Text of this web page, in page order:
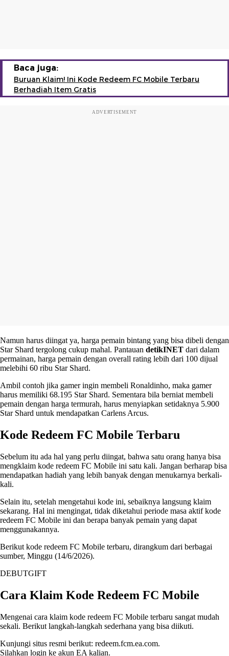
Baca juga:
Buruan Klaim! Ini Kode Redeem FC Mobile Terbaru
Berhadiah Item Gratis
ADVERTISEMENT
Namun harus diingat ya, harga pemain bintang yang bisa dibeli dengan
Star Shard tergolong cukup mahal. Pantauan detikINET dari dalam
permainan, harga pemain dengan overall rating lebih dari 100 dijual
melebihi 60 ribu Star Shard.
Ambil contoh jika gamer ingin membeli Ronaldinho, maka gamer
harus memiliki 68.195 Star Shard. Sementara bila berniat membeli
pemain dengan harga termurah, harus menyiapkan setidaknya 5.900
Star Shard untuk mendapatkan Carlens Arcus.
Kode Redeem FC Mobile Terbaru
Sebelum itu ada hal yang perlu diingat, bahwa satu orang hanya bisa
mengklaim kode redeem FC Mobile ini satu kali. Jangan berharap bisa
mendapatkan hadiah yang lebih banyak dengan menukarnya berkali-
kali.
Selain itu, setelah mengetahui kode ini, sebaiknya langsung klaim
sekarang. Hal ini mengingat, tidak diketahui periode masa aktif kode
redeem FC Mobile ini dan berapa banyak pemain yang dapat
menggunakannya.
Berikut kode redeem FC Mobile terbaru, dirangkum dari berbagai
sumber, Minggu (14/6/2026).
DEBUTGIFT
Cara Klaim Kode Redeem FC Mobile
Mengenai cara klaim kode redeem FC Mobile terbaru sangat mudah
sekali. Berikut langkah-langkah sederhana yang bisa diikuti.
Kunjungi situs resmi berikut: redeem.fcm.ea.com.
Silahkan login ke akun EA kalian.